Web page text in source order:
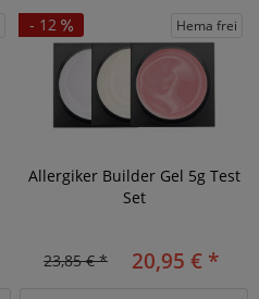
- 12 Hema frei
Allergiker Builder Gel 5g Test
Set
23,85 € * 20,95 € *